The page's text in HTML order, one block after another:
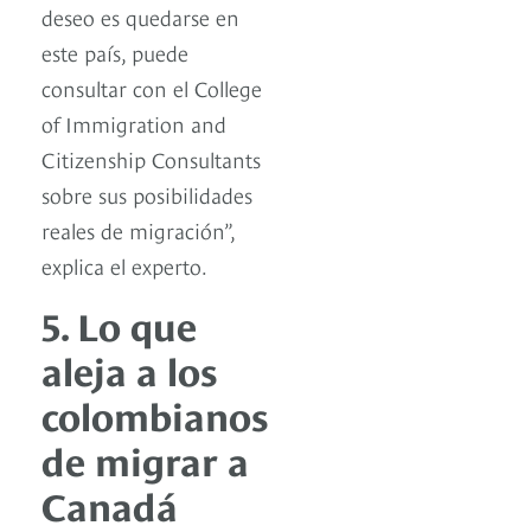
deseo es quedarse en
este país, puede
consultar con el College
of Immigration and
Citizenship Consultants
sobre sus posibilidades
reales de migración”,
explica el experto.
5. Lo que
aleja a los
colombianos
de migrar a
Canadá